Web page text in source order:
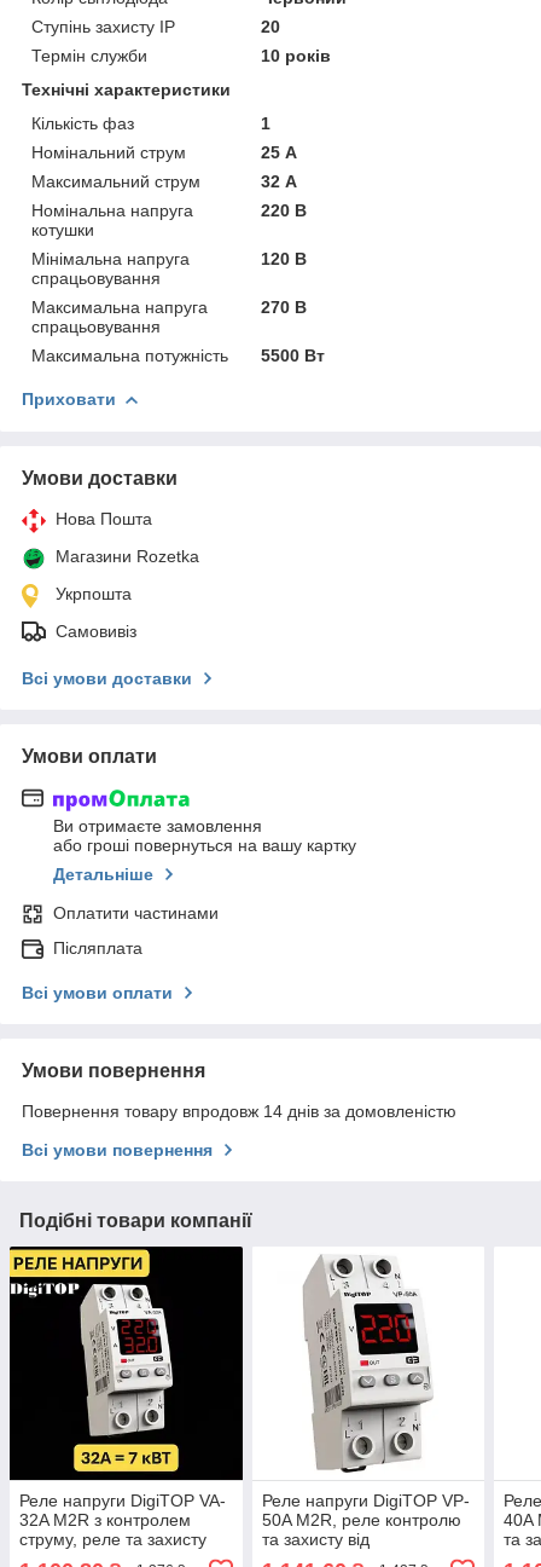
Ступінь захисту IP
20
Термін служби
10 років
Технічні характеристики
Кількість фаз
1
Номінальний струм
25 А
Максимальний струм
32 А
Номінальна напруга
котушки
220 В
Мінімальна напруга
спрацьовування
120 В
Максимальна напруга
спрацьовування
270 В
Максимальна потужність 5500 Вт
Приховати
Умови доставки
Нова Пошта
Магазини Rozetka
Укрпошта
Самовивіз
Всі умови доставки
Умови оплати
Ви отримаєте замовлення
або гроші повернуться на вашу картку
Детальніше
Оплатити частинами
Післяплата
Всі умови оплати
Умови повернення
Повернення товару впродовж 14 днів за домовленістю
Всі умови повернення
Подібні товари компанії
Реле напруги DigiTOP VA-
32A M2R з контролем
струму, реле та захисту
Реле напруги DigiTOP VP-
50A M2R, реле контролю
та захисту від
40A
та